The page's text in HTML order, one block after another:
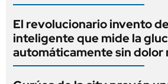
El revolucionario invento
inteligente que mide la
automáticamente sin dolor